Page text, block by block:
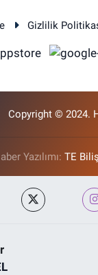
Gizlilik
Copyright © 2024.
Yazılımı: TE